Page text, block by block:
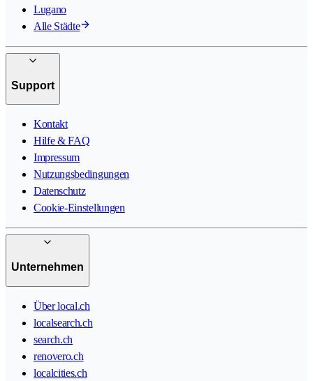
Lugano
Alle Städte
Support
Kontakt
Hilfe & FAQ
Impressum
Nutzungsbedingungen
Datenschutz
Cookie-Einstellungen
Unternehmen
Über local.ch
localsearch.ch
search.ch
renovero.ch
localcities.ch